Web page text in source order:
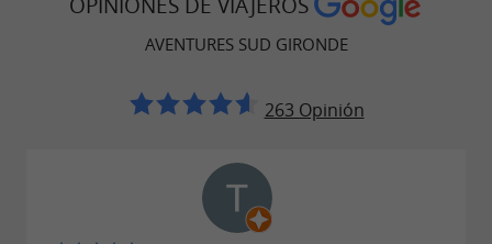
AVENTURES SUD GIRONDE
263 Opinión